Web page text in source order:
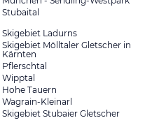
Stubaital
Skigebiet Ladurns
Skigebiet Mölltaler Gletscher in
Kärnten
Pflerschtal
Wipptal
Hohe Tauern
Wagrain-Kleinarl
Skigebiet Stubaier Gletscher